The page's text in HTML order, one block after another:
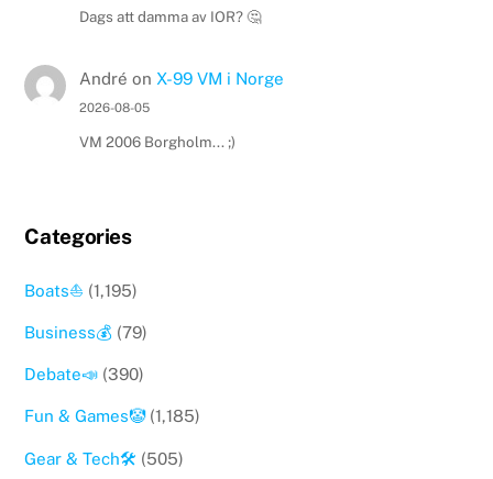
Dags att damma av IOR? 🤔
André on X-99 VM i Norge
2026-08-05
VM 2006 Borgholm... ;)
Categories
Boats⛵️ (1,195)
Business💰 (79)
Debate📣 (390)
Fun & Games🤡(1,185)
Gear & Tech🛠 (505)